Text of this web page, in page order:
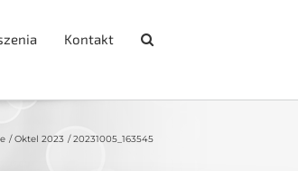
Kontakt
Oktel 2023 20231005_163545